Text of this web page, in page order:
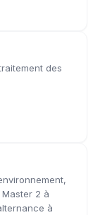
des
2 à
à